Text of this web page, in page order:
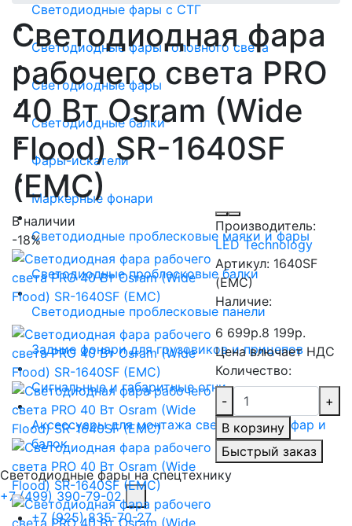
Светодиодные фары с СТГ
Светодиодные фары головного света
Светодиодные фары
Светодиодные балки
Фары-искатели
Маркерные фонари
Светодиодные проблесковые маяки и фары
Светодиодные проблесковые балки
Светодиодные проблесковые панели
Задние фонари для грузовиков и прицепов
Сигнальные и габаритные огни
Аксессуары для монтажа светодиодных фар и
балок
Светодиодные фары на спецтехнику
+7 (499) 390-79-02
+7 (925) 835-70-27
Светодиодная фара
рабочего света PRO
40 Вт Osram (Wide
Flood) SR-1640SF
(EMC)
В наличии
-18%
Производитель:
LED Technology
Артикул: 1640SF
(EMC)
Наличие:
6 699р.8 199р.
Цена влючает НДС
Количество:
-
+
В корзину
Быстрый заказ